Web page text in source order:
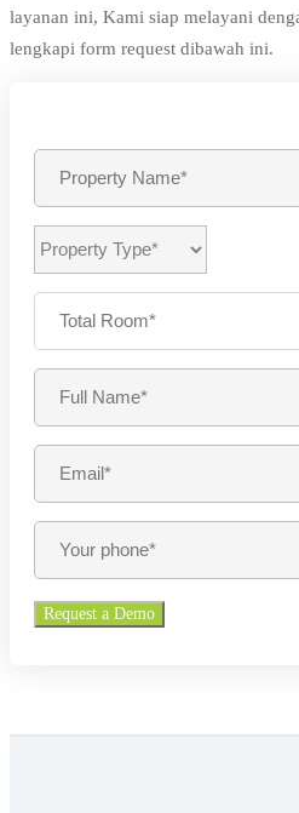
layanan ini, Kami siap melayani
lengkapi form request dibawah ini.